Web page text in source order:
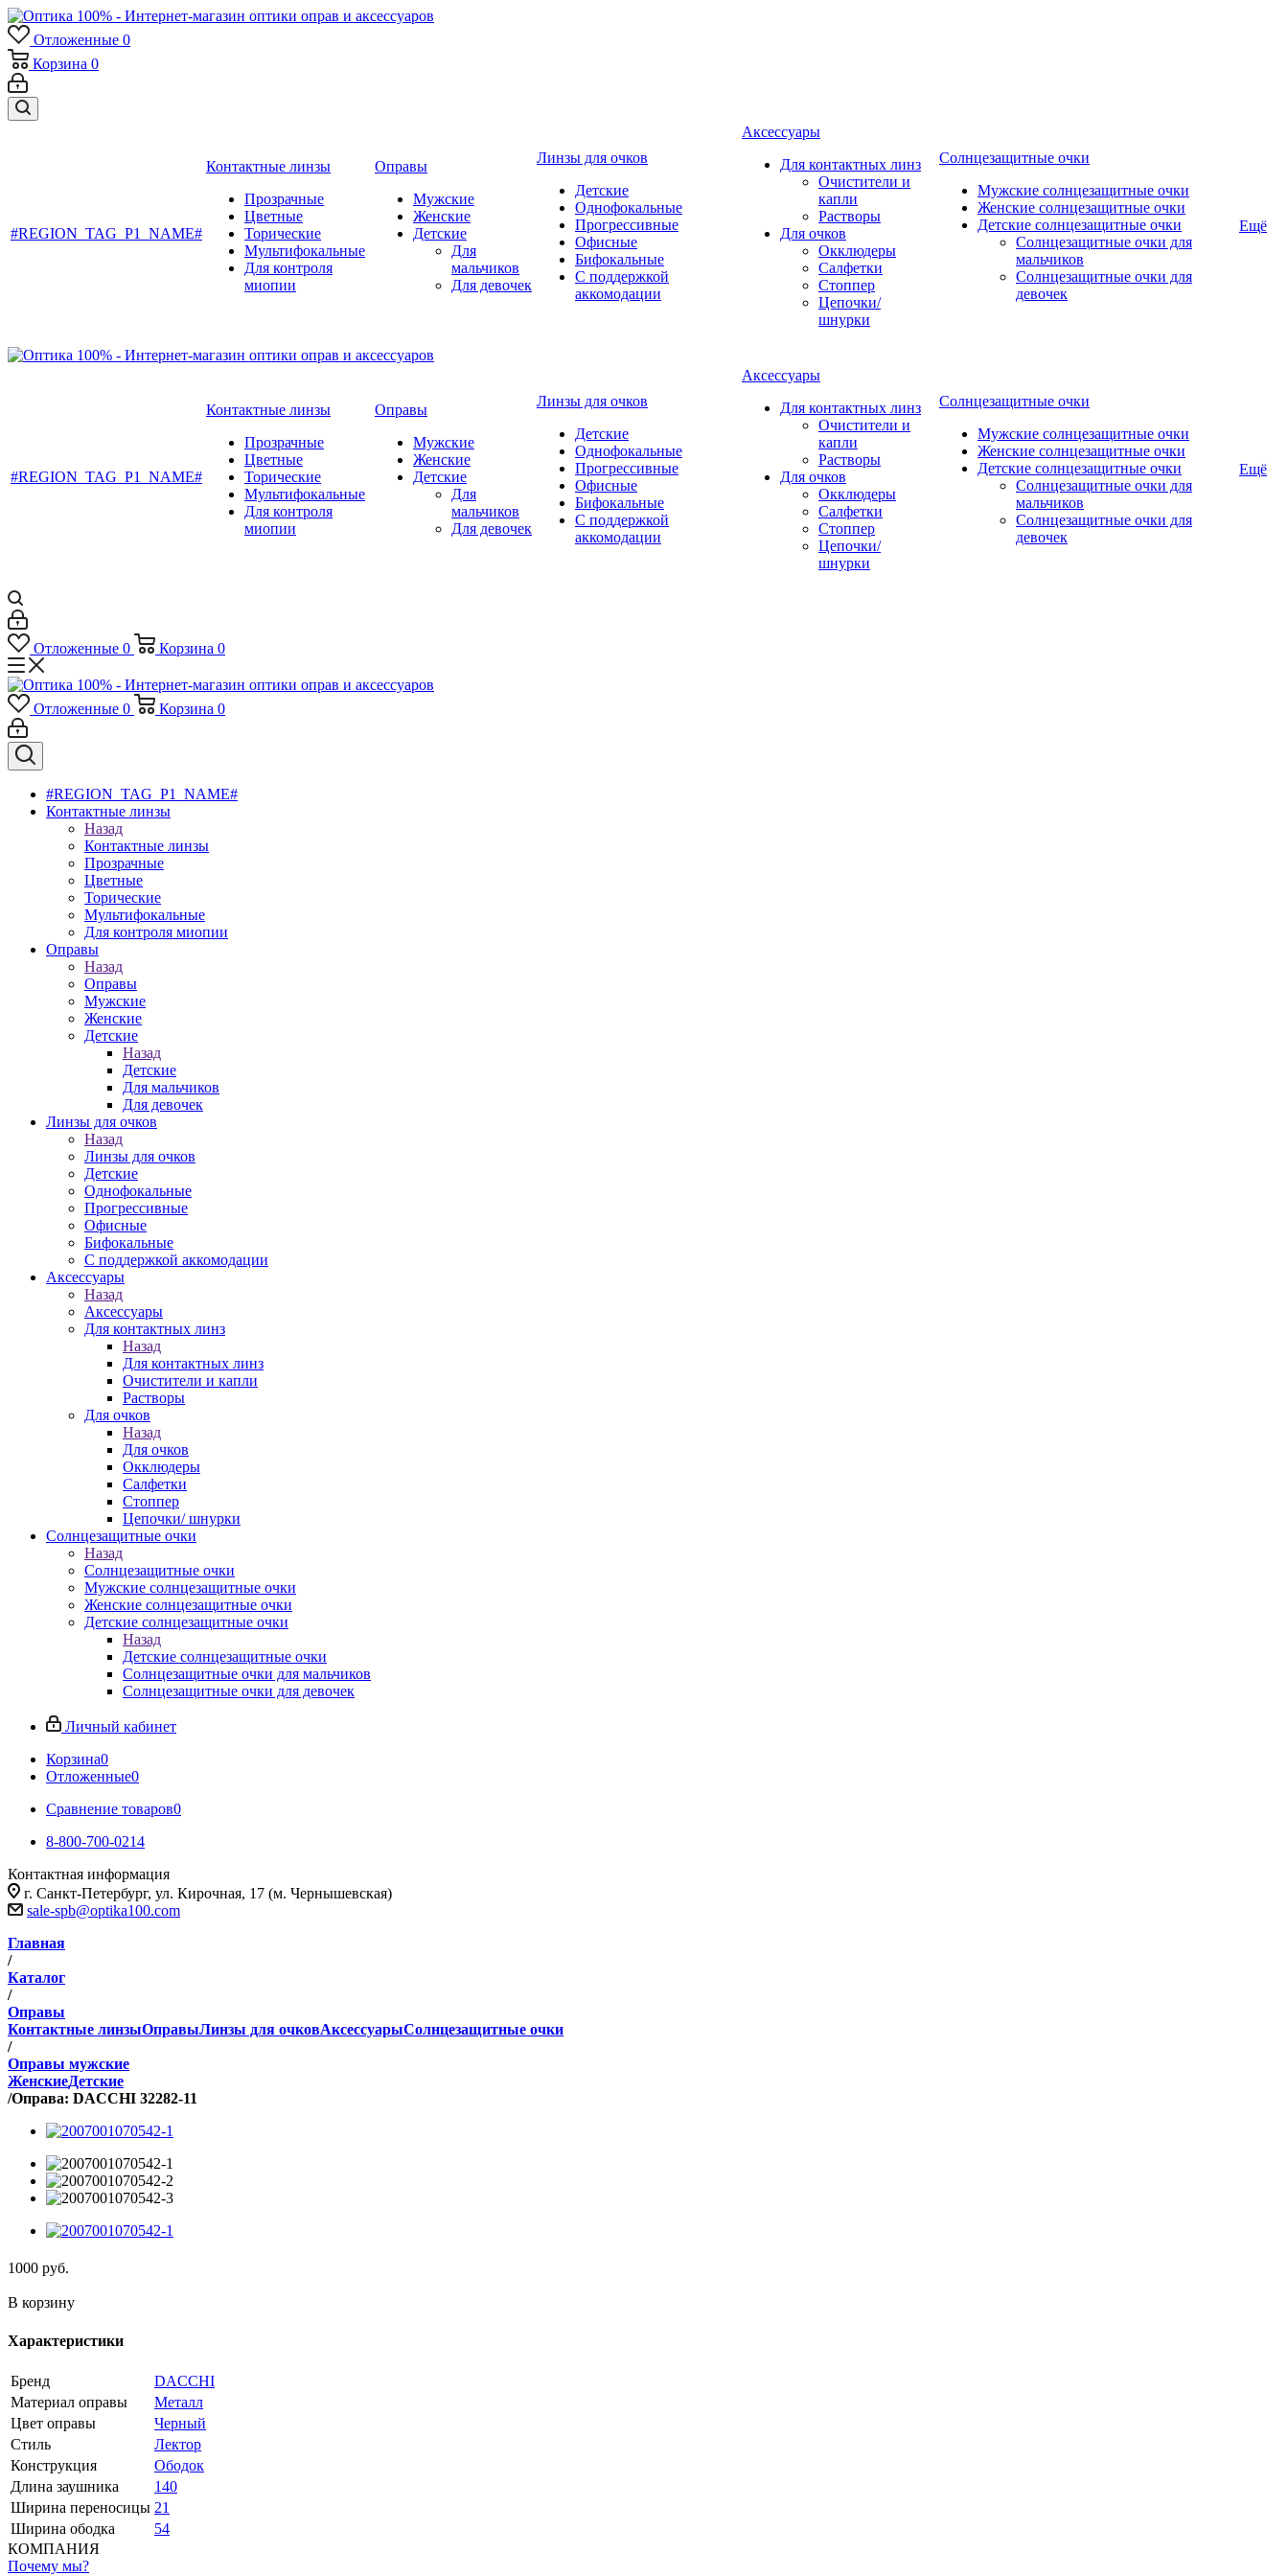
Отложенные 0
Корзина 0
#REGION_TAG_P1_NAME#
Контактные линзы
Прозрачные
Цветные
Торические
Мультифокальные
Для контроля
миопии
Оправы
Мужские
Женские
Детские
Для
мальчиков
Для девочек
Линзы для очков
Детские
Однофокальные
Прогрессивные
Офисные
Бифокальные
С поддержкой
аккомодации
Аксессуары
Для контактных линз
Очистители и
капли
Растворы
Для очков
Окклюдеры
Салфетки
Стоппер
Цепочки/
шнурки
Солнцезащитные очки
Мужские солнцезащитные очки
Женские солнцезащитные очки
Детские солнцезащитные очки
Солнцезащитные очки для
мальчиков
Солнцезащитные очки для
девочек
Ещё
#REGION_TAG_P1_NAME#
Контактные линзы
Прозрачные
Цветные
Торические
Мультифокальные
Для контроля
миопии
Оправы
Мужские
Женские
Детские
Для
мальчиков
Для девочек
Линзы для очков
Детские
Однофокальные
Прогрессивные
Офисные
Бифокальные
С поддержкой
аккомодации
Аксессуары
Для контактных линз
Очистители и
капли
Растворы
Для очков
Окклюдеры
Салфетки
Стоппер
Цепочки/
шнурки
Солнцезащитные очки
Мужские солнцезащитные очки
Женские солнцезащитные очки
Детские солнцезащитные очки
Солнцезащитные очки для
мальчиков
Солнцезащитные очки для
девочек
Ещё
Отложенные 0 Корзина 0
Отложенные 0 Корзина 0
#REGION_TAG_P1_NAME#
Контактные линзы
Назад
Контактные линзы
Прозрачные
Цветные
Торические
Мультифокальные
Для контроля миопии
Оправы
Назад
Оправы
Мужские
Женские
Детские
Назад
Детские
Для мальчиков
Для девочек
Линзы для очков
Назад
Линзы для очков
Детские
Однофокальные
Прогрессивные
Офисные
Бифокальные
С поддержкой аккомодации
Аксессуары
Назад
Аксессуары
Для контактных линз
Назад
Для контактных линз
Очистители и капли
Растворы
Для очков
Назад
Для очков
Окклюдеры
Салфетки
Стоппер
Цепочки/ шнурки
Солнцезащитные очки
Назад
Солнцезащитные очки
Мужские солнцезащитные очки
Женские солнцезащитные очки
Детские солнцезащитные очки
Назад
Детские солнцезащитные очки
Солнцезащитные очки для мальчиков
Солнцезащитные очки для девочек
Личный кабинет
Корзина0
Отложенные0
Сравнение товаров0
8-800-700-0214
Контактная информация
г. Санкт-Петербург, ул. Кирочная, 17 (м. Чернышевская)
sale-spb@optika100.com
Главная
/
Каталог
/
Оправы
Контактные линзыОправыЛинзы для очковАксессуарыСолнцезащитные очки
/
Оправы мужские
ЖенскиеДетские
/Оправа: DACCHI 32282-11
1000 руб.
В корзину
Характеристики
Бренд
DACCHI
Материал оправы
Металл
Цвет оправы
Черный
Стиль
Лектор
Конструкция
Ободок
Длина заушника
140
Ширина переносицы 21
Ширина ободка
54
КОМПАНИЯ
Почему мы?